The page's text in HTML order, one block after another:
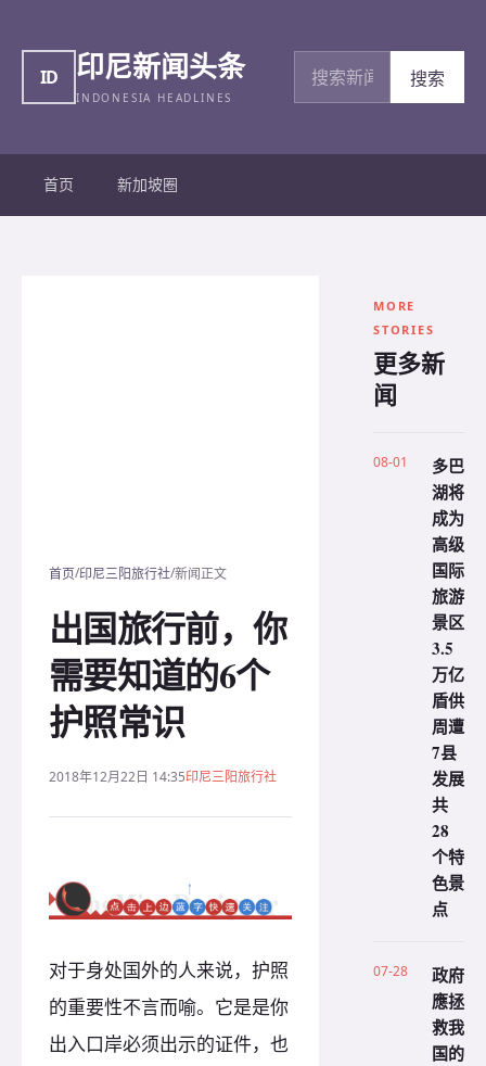
ID 印尼新闻头条
INDONESIA HEADLINES
搜索新闻
搜索
首页 新加坡圈
首页/印尼三阳旅行社/新闻正文
出国旅行前，你
需要知道的6个
护照常识
2018年12月22日 14:35印尼三阳旅行社
对于身处国外的人来说，护照
的重要性不言而喻。它是是你
出入口岸必须出示的证件，也
MORE
STORIES
更多新
闻
08-01
多巴
湖将
成为
高级
国际
旅游
景区
3.5
万亿
盾供
周遭
7县
发展
共
28
个特
色景
点
07-28
政府
應拯
救我
国的